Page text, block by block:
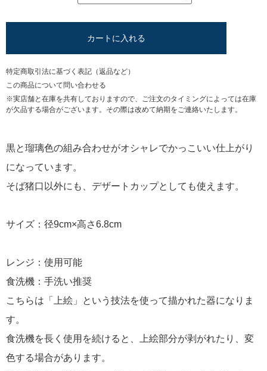
カートに入れる
特定商取引法に基づく表記（返品など）
この商品について問い合わせる
※実店舗と在庫を共有しておりますので、ご注文のタイミングによっては在庫
が欠品する場合がございます。その際は改めて納期をご連絡いたします。
黒と瑠璃色の組み合わせがオシャレでかっこいい仕上がり
になっています。
そば猪口以外にも、デザートカップとしても使えます。
サイズ：径9cm×高さ6.8cm
レンジ：使用可能
食洗機：手洗い推奨
こちらは「上絵」という技法を使って描かれた器になりま
す。
食洗機を長く使用を続けると、上絵部分が剥がれたり、変
色する場合があります。